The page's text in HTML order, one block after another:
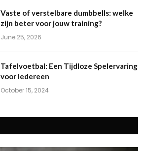
Vaste of verstelbare dumbbells: welke
zijn beter voor jouw training?
June 25, 2026
Tafelvoetbal: Een Tijdloze Spelervaring
voor Iedereen
October 15, 2024